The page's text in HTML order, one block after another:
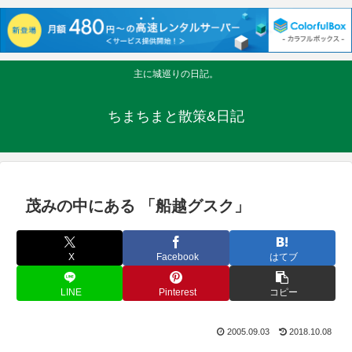
主に城巡りの日記。
ちまちまと散策&日記
茂みの中にある 「船越グスク」
X Facebook はてブ
LINE Pinterest コピー
2005.09.03 2018.10.08